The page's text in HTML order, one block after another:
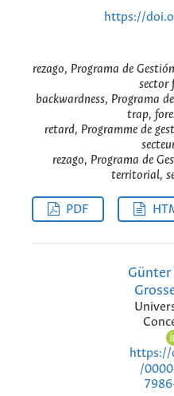
https://
rezago, Programa de
sector
backwardness, Programa
trap,
retard, Programme de
rezago, Programa de
territorial,
PDF
Günter
https://
/